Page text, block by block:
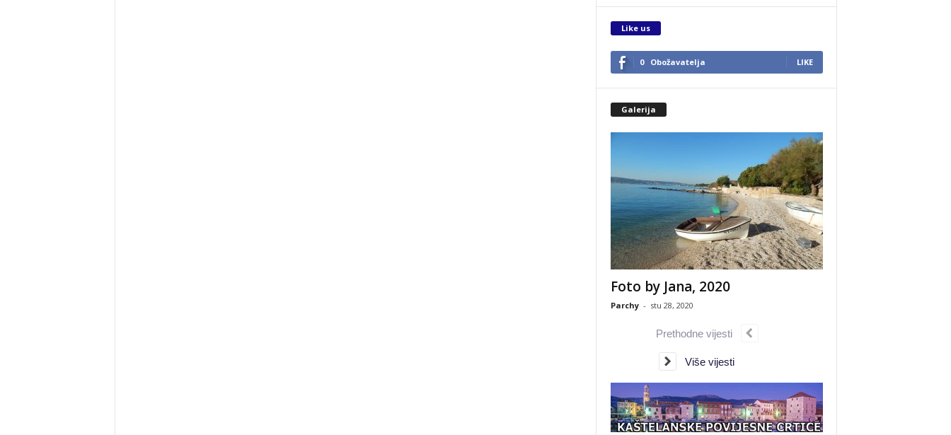
Like us
0 Obožavatelja LIKE
Galerija
Foto by Jana, 2020
Parchy - stu 28, 2020
Prethodne vijesti
Više vijesti